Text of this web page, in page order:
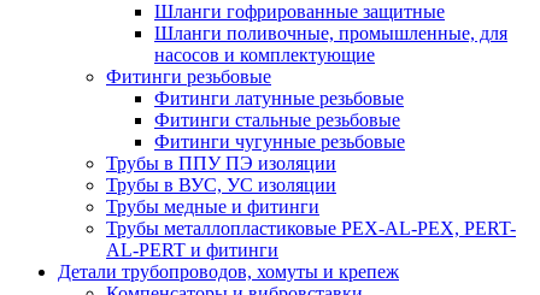
Шланги гофрированные защитные
Шланги поливочные, промышленные, для
насосов и комплектующие
Фитинги резьбовые
Фитинги латунные резьбовые
Фитинги стальные резьбовые
Фитинги чугунные резьбовые
Трубы в ППУ ПЭ изоляции
Трубы в ВУС, УС изоляции
Трубы медные и фитинги
Трубы металлопластиковые PEX-AL-PEX, PERT-
AL-PERT и фитинги
Детали трубопроводов, хомуты и крепеж